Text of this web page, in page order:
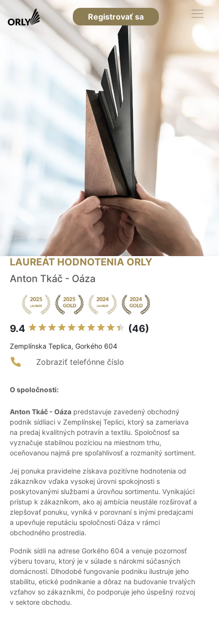
Registrovať sa
LAUREÁT HODNOTENIA ORLY
Anton Tkáč - Oáza
9.4 (46)
Zemplínska Teplica, Gorkého 604
Zobraziť telefónne číslo
O spoločnosti:
Anton Tkáč - Oáza predstavuje zavedený obchodný
podnik sídliaci v Zemplínskej Teplici, ktorý sa zameriava
na predaj kvalitných potravín a textilu. Spoločnosť sa
vyznačuje stabilnou pozíciou na miestnom trhu,
oceňovanou najmä pre spoľahlivosť a rozmanitý sortiment.
Jej ponuka pravidelne získava pozitívne hodnotenia od
zákazníkov vďaka vysokej úrovni spokojnosti s
poskytovanými službami a úrovňou sortimentu. Vynikajúci
prístup k zákazníkom, ako aj ambícia neustále rozširovať a
zlepšovať ponuku, vyniká v porovnaní s inými predajcami
a upevňuje reputáciu spoločnosti Oáza v rámci
obchodného prostredia.
Podnik sídli na adrese Gorkého 604 a venuje pozornosť
výberu tovaru, ktorý je v súlade s nárokmi súčasných
domácností. Dlhodobé fungovanie podniku ilustruje jeho
stabilitu, etické podnikanie a dôraz na budovanie trvalých
vzťahov so zákazníkmi, čo podporuje jeho úspešný rozvoj
v sektore obchodu.